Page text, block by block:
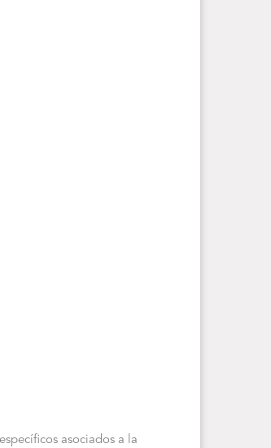
asociados a la